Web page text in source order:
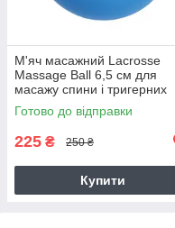
М'яч масажний Lacrosse
Massage Ball 6,5 см для
масажу спини і тригерних
точок (FI-7072-1)
Готово до відправки
225 ₴ 250 ₴
Купити